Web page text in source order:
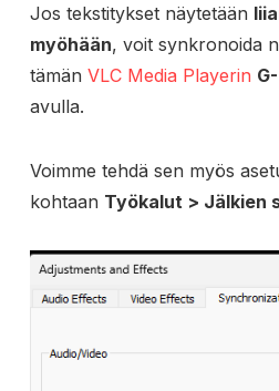
Jos tekstitykset näytetään
myöhään, voit synkronoida
tämän VLC Media Playerin G-
avulla.
Voimme tehdä sen myös
kohtaan Työkalut > Jälkien